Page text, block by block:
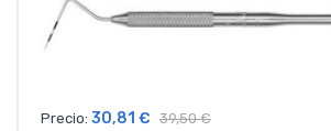
Precio: 30,81 € 39,50 €